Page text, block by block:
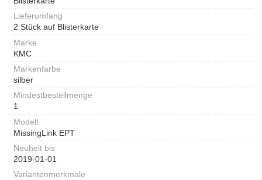
Lieferumfang
2 Stück auf Blisterkarte
Marke
KMC
Markenfarbe
silber
Mindestbestellmenge
1
Modell
MissingLink EPT
Neuheit bis
2019-01-01
Variantenmerkmale